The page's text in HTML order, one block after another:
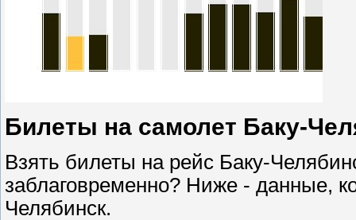
Билеты на самолет Баку-
Взять билеты на рейс Баку-
заблаговременно? Ниже - данные,
Челябинск.